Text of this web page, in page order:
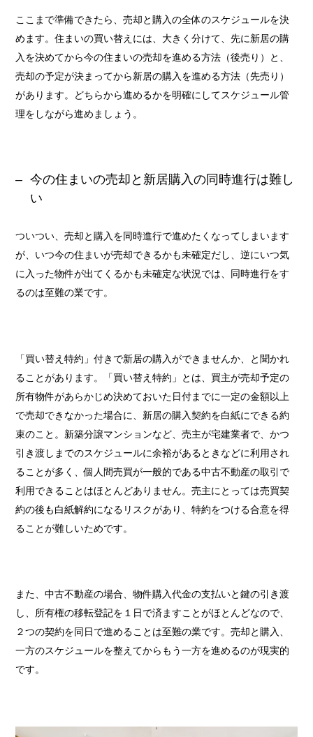
ここまで準備できたら、売却と購入の全体のスケジュールを決
めます。住まいの買い替えには、大きく分けて、先に新居の購
入を決めてから今の住まいの売却を進める方法（後売り）と、
売却の予定が決まってから新居の購入を進める方法（先売り）
があります。どちらから進めるかを明確にしてスケジュール管
理をしながら進めましょう。
今の住まいの売却と新居購入の同時進行は難し
い
ついつい、売却と購入を同時進行で進めたくなってしまいます
が、いつ今の住まいが売却できるかも未確定だし、逆にいつ気
に入った物件が出てくるかも未確定な状況では、同時進行をす
るのは至難の業です。
「買い替え特約」付きで新居の購入ができませんか、と聞かれ
ることがあります。「買い替え特約」とは、買主が売却予定の
所有物件があらかじめ決めておいた日付までに一定の金額以上
で売却できなかった場合に、新居の購入契約を白紙にできる約
束のこと。新築分譲マンションなど、売主が宅建業者で、かつ
引き渡しまでのスケジュールに余裕があるときなどに利用され
ることが多く、個人間売買が一般的である中古不動産の取引で
利用できることはほとんどありません。売主にとっては売買契
約の後も白紙解約になるリスクがあり、特約をつける合意を得
ることが難しいためです。
また、中古不動産の場合、物件購入代金の支払いと鍵の引き渡
し、所有権の移転登記を１日で済ますことがほとんどなので、
２つの契約を同日で進めることは至難の業です。売却と購入、
一方のスケジュールを整えてからもう一方を進めるのが現実的
です。